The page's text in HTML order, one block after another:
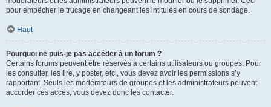
pour empêcher le trucage en changeant les intitulés en cours de sondage.
Haut
Pourquoi ne puis-je pas accéder à un forum ?
Certains forums peuvent être réservés à certains utilisateurs ou groupes. Pour
les consulter, les lire, y poster, etc., vous devez avoir les permissions s’y
rapportant. Seuls les modérateurs de groupes et les administrateurs peuvent
accorder ces accès, vous devez donc les contacter.